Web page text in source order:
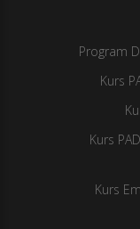
Program
Kurs
Kurs
Kurs